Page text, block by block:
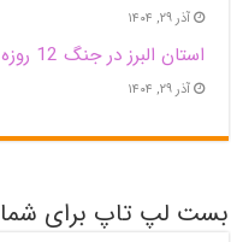
آذر ۲۹, ۱۴۰۴
استان البرز در جنگ 12 روزه 7 شهید دانشجو تقدیم انقلاب کرد
آذر ۲۹, ۱۴۰۴
بست لپ تاپ برای شما